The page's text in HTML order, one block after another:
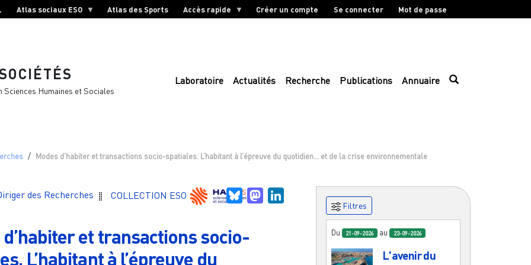
Atlas sociaux ESO Atlas des Sports Accès rapide Créer un compte Se connecter Mot de passe
Humaines et Sociales
Laboratoire Actualités Recherche Publications Annuaire
Modes d’habiter et transactions socio-spatiales. L’habitant à l’épreuve du quotidien… et de la crise environnementale
des Recherches COLLECTION ESO BlueskyMastodon
d’habiter et transactions socio-
L’habitant à l’épreuve du
Filtres
Du 21-09-2026 au 23-09-2026
L'avenir du